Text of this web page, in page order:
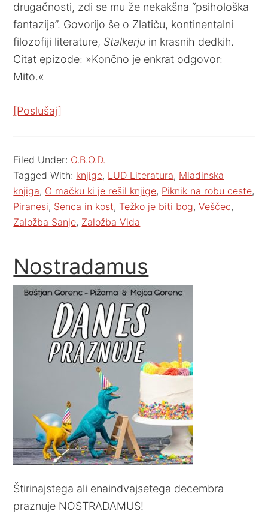
drugačnosti, zdi se mu že nekakšna “psihološka
fantazija”. Govorijo še o Zlatiču, kontinentalni
filozofiji literature, Stalkerju in krasnih dedkih.
Citat epizode: »Končno je enkrat odgovor:
Mito.«
[Poslušaj]
Filed Under: O.B.O.D.
Tagged With: knjige, LUD Literatura, Mladinska
knjiga, O mačku ki je rešil knjige, Piknik na robu ceste,
Piranesi, Senca in kost,Težko je biti bog,Veščec,
Založba Sanje, Založba Vida
Nostradamus
Štirinajstega ali enaindvajsetega decembra
praznuje NOSTRADAMUS!